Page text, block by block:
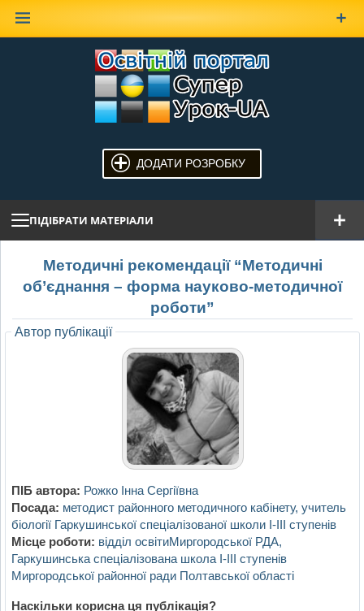
ДОДАТИ РОЗРОБКУ
ПІДІБРАТИ МАТЕРІАЛИ
Методичні рекомендації “Методичні
об’єднання – форма науково-методичної
роботи”
Автор публікації
ПІБ автора: Рожко Інна Сергіївна
Посада: методист районного методичного кабінету, учитель
біології Гаркушинської спеціалізованої школи І-ІІІ ступенів
Місце роботи: відділ освітиМиргородської РДА,
Гаркушинська спеціалізована школа І-ІІІ ступенів
Миргородської районної ради Полтавської області
Наскільки корисна ця публікація?